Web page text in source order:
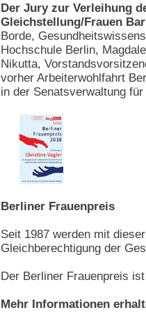
Der Jury zur Verleihung
Gleichstellung/Frauen
Borde,
Hochschule Berlin,
Nikutta,
vorher Arbeiterwohlfahrt
in der Senatsverwaltung
Berliner Frauenpreis
Seit 1987 werden mit
Gleichberechtigung der
Der Berliner Frauenpreis
Mehr Informationen